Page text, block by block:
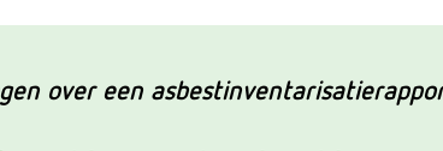
over een